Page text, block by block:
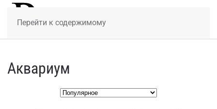
Перейти к содержимому
Аквариум